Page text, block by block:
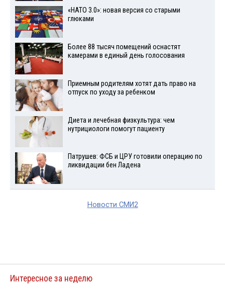
«НАТО 3.0»: новая версия со старыми
глюками
Более 88 тысяч помещений оснастят
камерами в единый день голосования
Приемным родителям хотят дать право на
отпуск по уходу за ребенком
Диета и лечебная физкультура: чем
нутрициологи помогут пациенту
Патрушев: ФСБ и ЦРУ готовили операцию по
ликвидации бен Ладена
Новости СМИ2
Интересное за неделю